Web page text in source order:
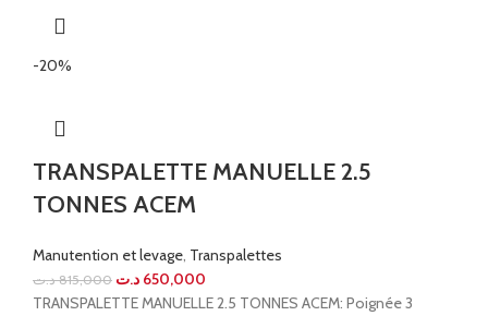
-20%
TRANSPALETTE MANUELLE 2.5
TONNES ACEM
Manutention et levage Transpalettes
815,000 د.ت 650,000 د.ت
TRANSPALETTE MANUELLE 2.5 TONNES ACEM: Poignée 3